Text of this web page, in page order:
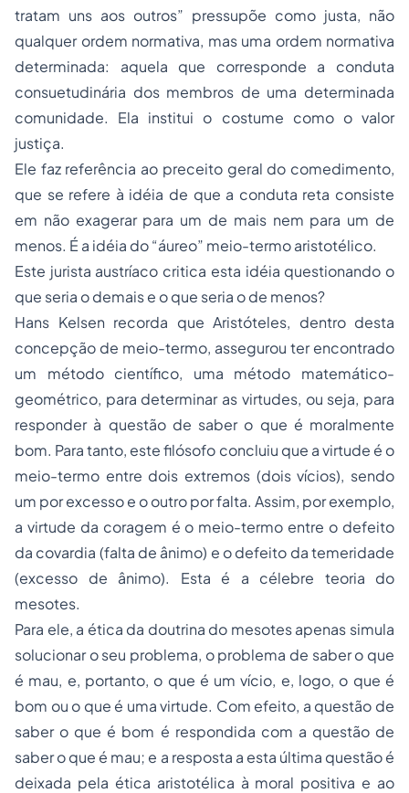
tratam uns aos outros” pressupõe como justa, não
qualquer ordem normativa, mas uma ordem normativa
determinada: aquela que corresponde a conduta
consuetudinária dos membros de uma determinada
comunidade. Ela institui o costume como o valor
justiça.
Ele faz referência ao preceito geral do comedimento,
que se refere à idéia de que a conduta reta consiste
em não exagerar para um de mais nem para um de
menos. É a idéia do “áureo” meio-termo aristotélico.
Este jurista austríaco critica esta idéia questionando o
que seria o demais e o que seria o de menos?
Hans Kelsen recorda que Aristóteles, dentro desta
concepção de meio-termo, assegurou ter encontrado
um método científico, uma método matemático-
geométrico, para determinar as virtudes, ou seja, para
responder à questão de saber o que é moralmente
bom. Para tanto, este filósofo concluiu que a virtude é o
meio-termo entre dois extremos (dois vícios), sendo
um por excesso e o outro por falta. Assim, por exemplo,
a virtude da coragem é o meio-termo entre o defeito
da covardia (falta de ânimo) e o defeito da temeridade
(excesso de ânimo). Esta é a célebre teoria do
mesotes.
Para ele, a ética da doutrina do mesotesapenas simula
solucionar o seu problema, o problema de saber o que
é mau, e, portanto, o que é um vício, e, logo, o que é
bom ou o que é uma virtude. Com efeito, a questão de
saber o que é bom é respondida com a questão de
saber o que é mau; e a resposta a esta última questão é
deixada pela ética aristotélica à moral positiva e ao